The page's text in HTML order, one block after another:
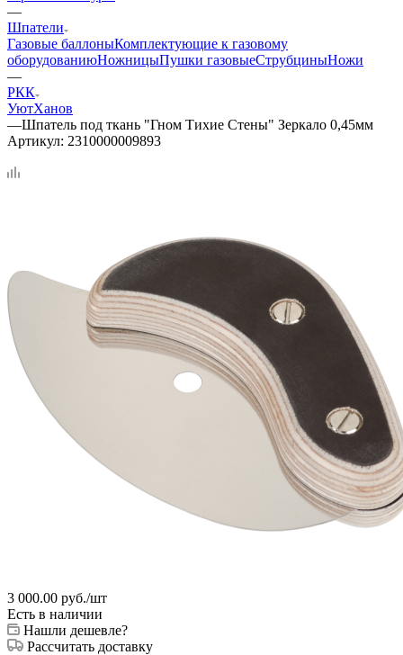
—
Шпатели
Газовые баллоныКомплектующие к газовому
оборудованиюНожницыПушки газовыеСтрубциныНожи
—
РКК
УютХанов
—Шпатель под ткань "Гном Тихие Стены" Зеркало 0,45мм
Артикул: 2310000009893
3 000.00 руб./шт
Есть в наличии
Нашли дешевле?
Рассчитать доставку